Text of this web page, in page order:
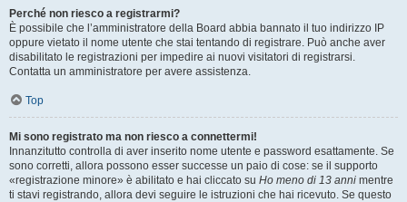
Perché non riesco a registrarmi?
È possibile che l’amministratore della Board abbia bannato il tuo indirizzo IP
oppure vietato il nome utente che stai tentando di registrare. Può anche aver
disabilitato le registrazioni per impedire ai nuovi visitatori di registrarsi.
Contatta un amministratore per avere assistenza.
Top
Mi sono registrato ma non riesco a connettermi!
Innanzitutto controlla di aver inserito nome utente e password esattamente. Se
sono corretti, allora possono esser successe un paio di cose: se il supporto
«registrazione minore» è abilitato e hai cliccato su Ho meno di 13 anni mentre
ti stavi registrando, allora devi seguire le istruzioni che hai ricevuto. Se questo